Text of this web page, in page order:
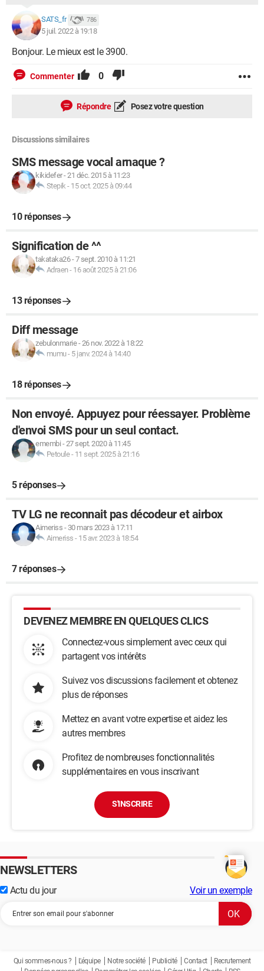
SATS_fr 786
5 juil. 2022 à 19:18
Bonjour. Le mieux est le 3900.
Commenter 0
Répondre Posez votre question
Discussions similaires
SMS message vocal arnaque ?
kikidefer-21 déc. 2015 à 11:23
Stepik - 15 oct. 2025 à 09:44
10 réponses
Signification de ^^
takataka26-7 sept. 2010 à 11:21
Adraen- 16 août 2025 à 21:06
13 réponses
Diff message
zebulonmarie-26 nov. 2022 à 18:22
mumu- 5 janv. 2024 à 14:40
18 réponses
Non envoyé. Appuyez pour réessayer. Problème
d'envoi SMS pour un seul contact.
emembi -27 sept. 2020 à 11:45
Petoule- 11 sept. 2025 à 21:16
5 réponses
TV LG ne reconnait pas décodeur et airbox
Aimeriss - 30 mars 2023 à 17:11
Aimeriss - 15 avr. 2023 à 18:54
7 réponses
DEVENEZ MEMBRE EN QUELQUES CLICS
Connectez-vous simplement avec ceux qui
partagent vos intérêts
Suivez vos discussions facilement et obtenez
plus de réponses
Mettez en avant votre expertise et aidez les
autres membres
Profitez de nombreuses fonctionnalités
supplémentaires en vous inscrivant
S'INSCRIRE
NEWSLETTERS
Actu du jour Voir un exemple
Qui sommes-nous ? L'équipe Notre société Publicité Contact
Recrutement